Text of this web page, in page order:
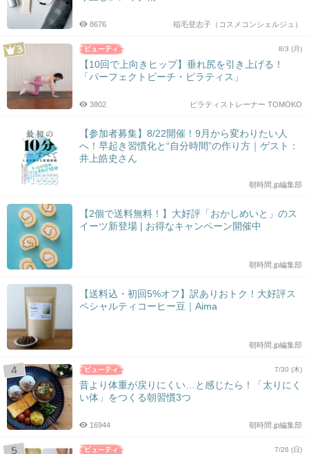
稲毛登志子（コスメコンシェルジュ）
8676
8/3 (月)
【10回で上向きヒップ】垂れ尻を引き上げる！
「パーフェクトピーチ・ピラティス」
ピラティストレーナー TOMOKO
3802
【参加者募集】8/22開催！9月から変わりたい人
へ！早起き習慣化と“自分時間”の作り方｜ゲスト：
井上皓史さん
朝時間.jp編集部
【2個で送料無料！】大好評「おかしめいと」のス
イーツ新登場 | お得なキャンペーン開催中
朝時間.jp編集部
【送料込・初回5%オフ】訳ありおトク！大好評ス
ペシャルティコーヒー豆｜Aima
朝時間.jp編集部
7/30 (木)
昔より体重が戻りにくい…と感じたら！「太りにく
い体」をつくる朝習慣3つ
朝時間.jp編集部
16944
7/26 (日)